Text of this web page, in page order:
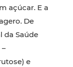
açúcar. E a
De
da Saúde
e